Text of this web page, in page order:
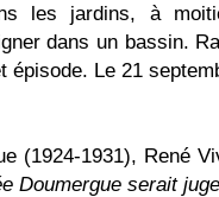
les jardins, à
dans un bassin.
épisode. Le 21
(1924-1931), René
Doumergue serait